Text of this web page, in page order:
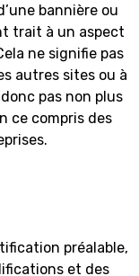
bannière ou
trait à un aspect
ne signifie pas
autres sites ou à
pas non plus
ce compris des
préalable,
et des